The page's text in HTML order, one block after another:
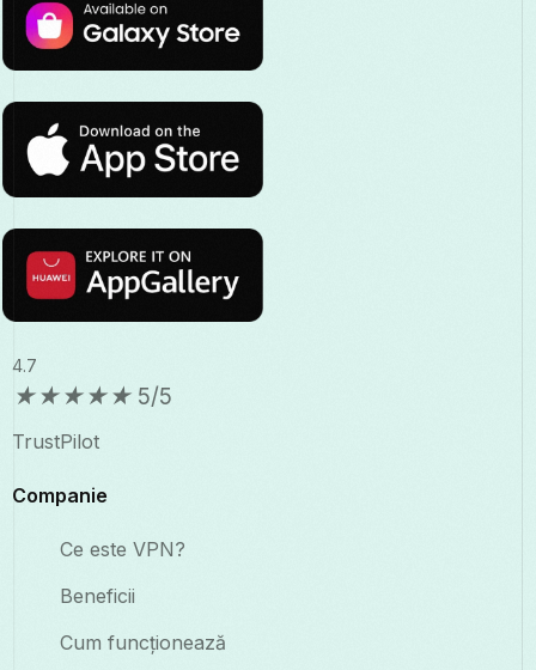
4.7
★★★★★ 5/5
TrustPilot
Companie
Ce este VPN?
Beneficii
Cum funcționează